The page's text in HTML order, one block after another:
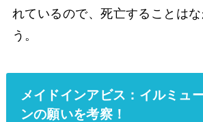
れているので、死亡することは
う。
メイドインアビス：イルミュ
ンの願いを考察！